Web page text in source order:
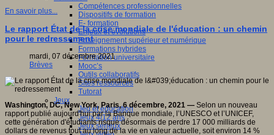
Compétences professionnelles
Dispositifs de formation
E- formation
Enjeux et évolutions
Enseignement supérieur et numérique
Formations hybrides
Formation universitaire
Mooc’s
Outils collaboratifs
Sites ressources
Tutorat
Jeux
Jeu et éducation
Jeux 4/12 ans
Jeux sérieux
En savoir plus...
Le rapport État de la crise mondiale de l'éducation : un chemin
pour le redressement
mardi, 07 décembre 2021
Brèves
Washington, DC, New York, Paris, 6 décembre, 2021 — Selon un nouveau
rapport publié aujourd'hui par la Banque mondiale, l’UNESCO et l’UNICEF,
cette génération d'étudiants risque désormais de perdre 17 000 milliards de
dollars de revenus tout au long de la vie en valeur actuelle, soit environ 14 %